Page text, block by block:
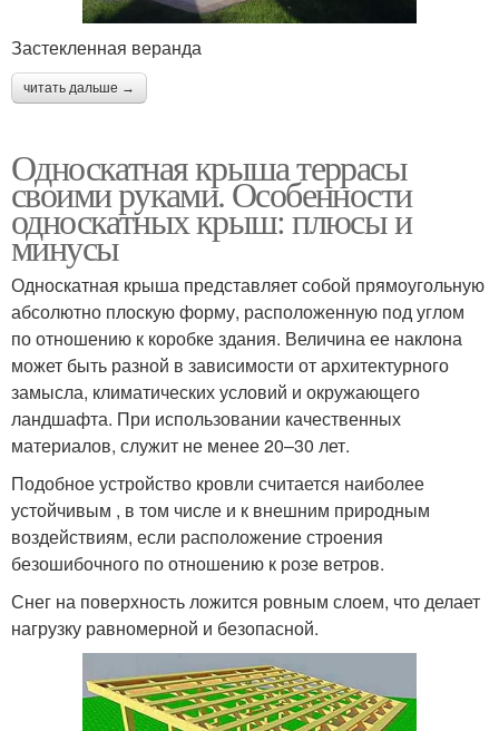
Застекленная веранда
читать дальше →
Односкатная крыша террасы
своими руками. Особенности
односкатных крыш: плюсы и
минусы
Односкатная крыша представляет собой прямоугольную
абсолютно плоскую форму, расположенную под углом
по отношению к коробке здания. Величина ее наклона
может быть разной в зависимости от архитектурного
замысла, климатических условий и окружающего
ландшафта. При использовании качественных
материалов, служит не менее 20–30 лет.
Подобное устройство кровли считается наиболее
устойчивым , в том числе и к внешним природным
воздействиям, если расположение строения
безошибочного по отношению к розе ветров.
Снег на поверхность ложится ровным слоем, что делает
нагрузку равномерной и безопасной.